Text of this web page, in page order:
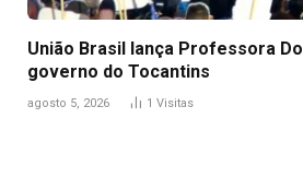
União Brasil lança Professora
governo do Tocantins
agosto 5, 2026 1 Visitas